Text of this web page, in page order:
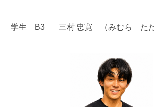
学生 B3 三村 忠寛 （みむら ただ